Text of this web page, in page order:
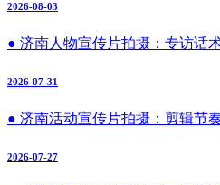
2026-08-03
● 济南人物宣传片拍摄：专访话
2026-07-31
● 济南活动宣传片拍摄：剪辑节
2026-07-27